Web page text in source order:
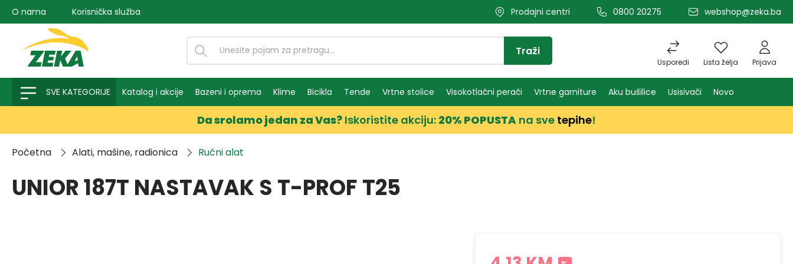
pretragu Preskoči na glavnu navigaciju
O nama Korisnička služba Prodajni centri 0800 20275 webshop@zeka.ba
Usporedi Lista želja Prijava
Traži
SVE KATEGORIJE Katalog i akcije Bazeni i oprema Klime Bicikla Tende Vrtne stolice Visokotlačni perači Vrtne garniture Aku bušilice Usisivači Novo
Da srolamo jedan za Vas? Iskoristite akciju: 20% POPUSTA na sve tepihe!
Početna Alati, mašine, radionica Ručni alat
UNIOR 187T NASTAVAK S T-PROF T25